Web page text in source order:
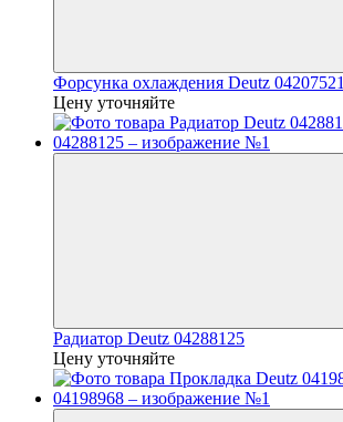
Форсунка охлаждения Deutz 04207521
Цену уточняйте
Радиатор Deutz 04288125
Цену уточняйте